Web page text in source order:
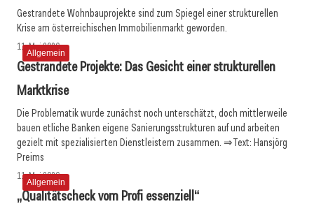
Gestrandete Wohnbauprojekte sind zum Spiegel einer strukturellen
Krise am österreichischen Immobilienmarkt geworden.
Allgemein
11. Mai 2026
Gestrandete Projekte: Das Gesicht einer strukturellen
Marktkrise
Die Problematik wurde zunächst noch unterschätzt, doch mittlerweile
bauen etliche Banken eigene Sanierungsstrukturen auf und arbeiten
gezielt mit spezialisierten Dienstleistern zusammen. ⇒Text: Hansjörg
Preims
Allgemein
11. Mai 2026
„Qualitätscheck vom Profi essenziell“